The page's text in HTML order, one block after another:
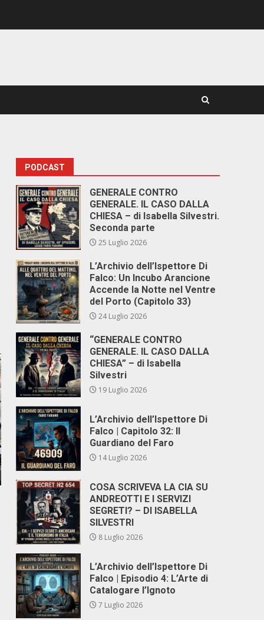
PODCAST
GENERALE CONTRO
GENERALE. IL CASO DALLA
CHIESA – di Isabella Silvestri.
Seconda parte
25 Luglio 2026
L’Archivio dell’Ispettore Di
Falco: Un Incubo Arancione
Accende la Notte nel Ventre
del Porto (Capitolo 33)
24 Luglio 2026
“GENERALE CONTRO
GENERALE. IL CASO DALLA
CHIESA” – di Isabella
Silvestri
19 Luglio 2026
L’Archivio dell’Ispettore Di
Falco | Capitolo 32: Il
Guardiano del Faro
14 Luglio 2026
COSA SCRIVEVA LA CIA SU
ANDREOTTI E I SERVIZI
SEGRETI? – DI ISABELLA
SILVESTRI
8 Luglio 2026
L’Archivio dell’Ispettore Di
Falco | Episodio 4: L’Arte di
Catalogare l’Ignoto
7 Luglio 2026